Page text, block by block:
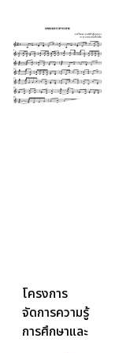
โครงการ
จัดการความรู้
การศึกษาและ